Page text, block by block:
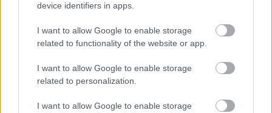
device identifiers in apps.
I want to allow Google to enable storage
related to functionality of the website or app.
I want to allow Google to enable storage
related to personalization.
I want to allow Google to enable storage
rustningen som kämpar mot Lichdragon Fortissax i
Elden Rings Deeproot Depths.
högre upplösning.